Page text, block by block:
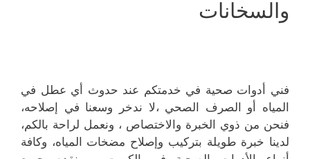
والسخانات
فني أدوات صحية في خدمتكم عند حدوث أي عطل في
المياه أو الصرف الصحي ،لا ندخر وسعنا في إصلاحه،
فنحن من ذوي الخبرة والاختصاص ، ونعمل لراحة بالكم،
لدينا خبرة طويلة بتركيب وإصلاح مضخات المياه، وكافة